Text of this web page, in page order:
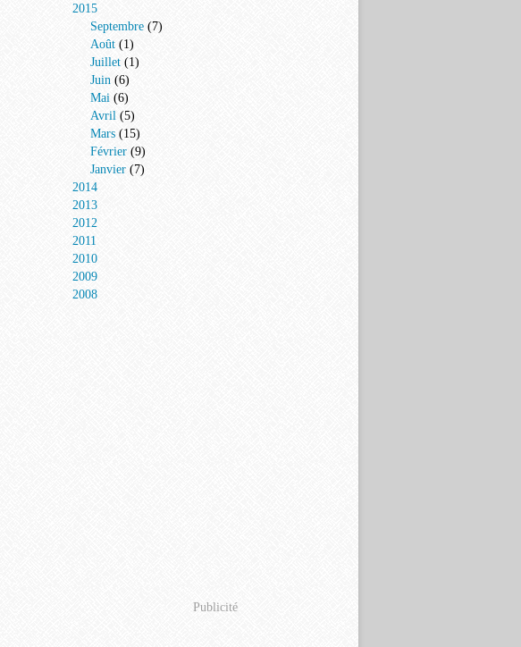
2015
Septembre (7)
Août (1)
Juillet (1)
Juin (6)
Mai (6)
Avril (5)
Mars (15)
Février (9)
Janvier (7)
2014
2013
2012
2011
2010
2009
2008
Publicité